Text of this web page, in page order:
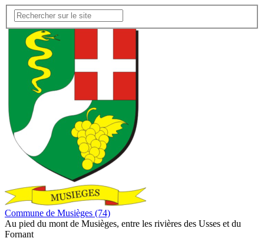
Commune de Musièges (74)
Au pied du mont de Musièges, entre les rivières des Usses et du
Fornant